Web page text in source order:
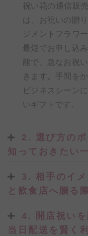
祝い花の通信販
は、お祝いの贈
ジメントフラワ
最短でお申し込
能で、急なお祝
きます。手間を
ビジネスシーン
いギフトです。
2. 選び方の
知っておきたい
3. 相手のイ
と飲食店へ贈る
4. 開店祝いを
当日配送を賢く